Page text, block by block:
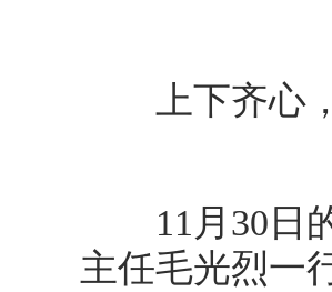
上下齐心，
11月30日的
主任毛光烈一